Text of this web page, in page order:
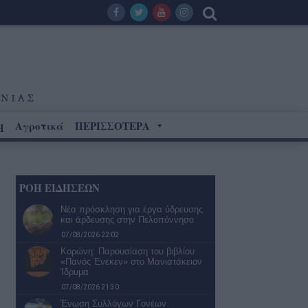
Αγροτικά ΠΕΡΙΣΣΟΤΕΡΑ
ΡΟΗ ΕΙΔΗΣΕΩΝ
Νέα πρόσκληση για έργα ύδρευσης
και άρδευσης στην Πελοπόννησο
07/08/2026 22:02
Κορώνη: Παρουσίαση του βιβλίου
«Πανός Ένεκεν» στο Μανιατάκειον
Ίδρυµα
07/08/2026 21:30
Ένωση Συλλόγων Γονέων